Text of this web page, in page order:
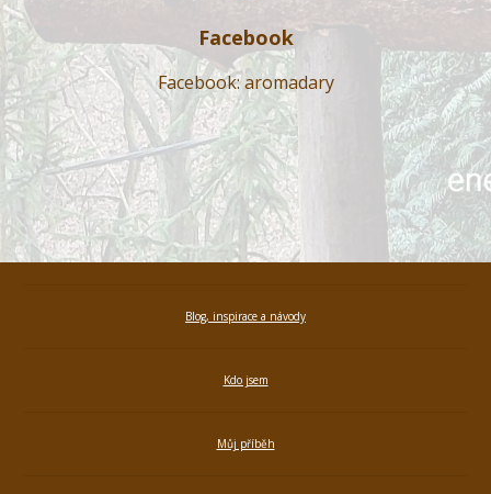
Facebook
Facebook: aromadary
Blog, inspirace a návody
Kdo jsem
Můj příběh